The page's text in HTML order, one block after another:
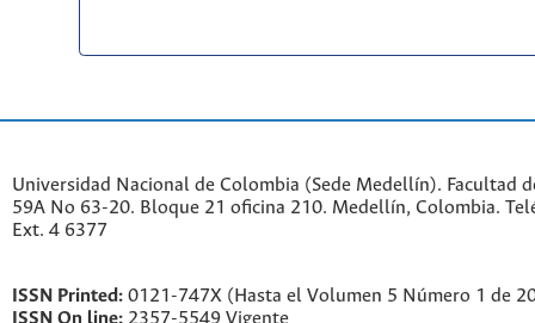
Universidad Nacional de Colombia (Sede Medellín). Facultad
59A No 63-20. Bloque 21 oficina 210. Medellín, Colombia.
Ext. 4 6377
ISSN Printed: 0121-747X (Hasta el Volumen 5 Número 1 de